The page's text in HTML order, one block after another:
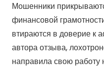
Мошенники
финансовой
втираются в доверие к
автора отзыва,
направила свою работу